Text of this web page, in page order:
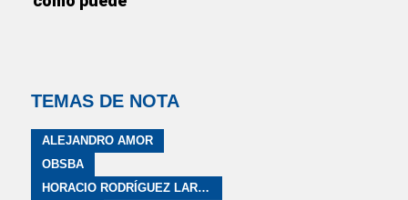
TEMAS DE NOTA
ALEJANDRO AMOR
OBSBA
HORACIO RODRÍGUEZ LARRETA